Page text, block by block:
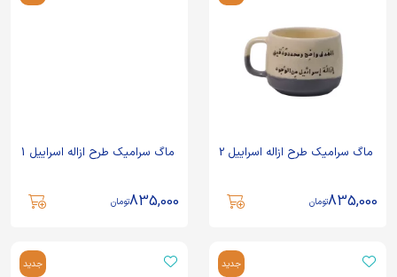
ماگ سرامیک طرح ازاله اسراییل 2
835,000تومان
ماگ سرامیک طرح ازاله اسراییل 1
835,000تومان
جدید جدید